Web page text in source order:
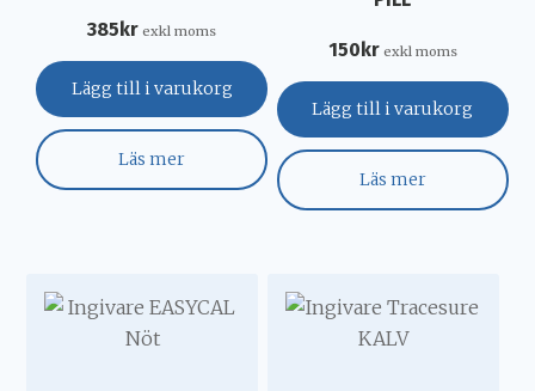
385kr exkl moms
Lägg till i varukorg
Läs mer
150kr exkl moms
Lägg till i varukorg
Läs mer